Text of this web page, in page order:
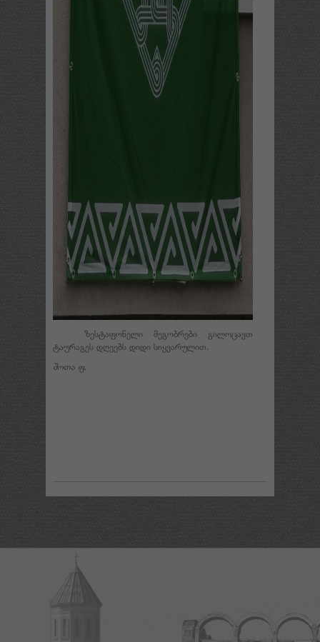
ზესტაფონელი მეგობრები გილოცავთ
ტაურაგეს დღეებს დიდი სიყვარულით.
შოთა ფ.